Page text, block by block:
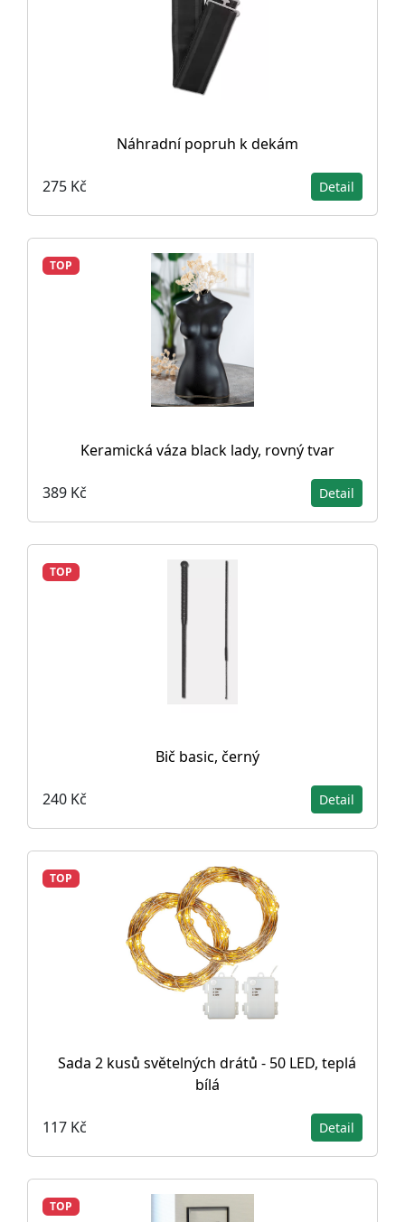
Náhradní popruh k dekám
275 Kč Detail
TOP
Keramická váza black lady, rovný tvar
389 Kč Detail
TOP
Bič basic, černý
240 Kč Detail
TOP
Sada 2 kusů světelných drátů - 50 LED, teplá
bílá
117 Kč Detail
TOP